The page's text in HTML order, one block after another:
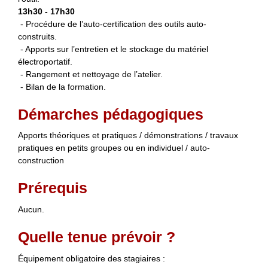
13h30 - 17h30
- Procédure de l’auto-certification des outils auto-
construits.
- Apports sur l’entretien et le stockage du matériel
électroportatif.
- Rangement et nettoyage de l’atelier.
- Bilan de la formation.
Démarches pédagogiques
Apports théoriques et pratiques / démonstrations / travaux
pratiques en petits groupes ou en individuel / auto-
construction
Prérequis
Aucun.
Quelle tenue prévoir ?
Équipement obligatoire des stagiaires :